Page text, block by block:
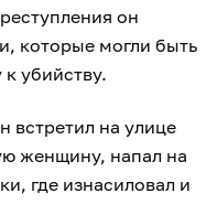
он
которые могли быть
убийству.
встретил на улице
женщину, напал на
где изнасиловал и